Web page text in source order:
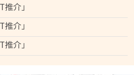
介」
介」
介」